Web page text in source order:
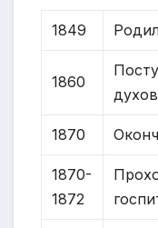
1849
1860
1870
1870-
1872